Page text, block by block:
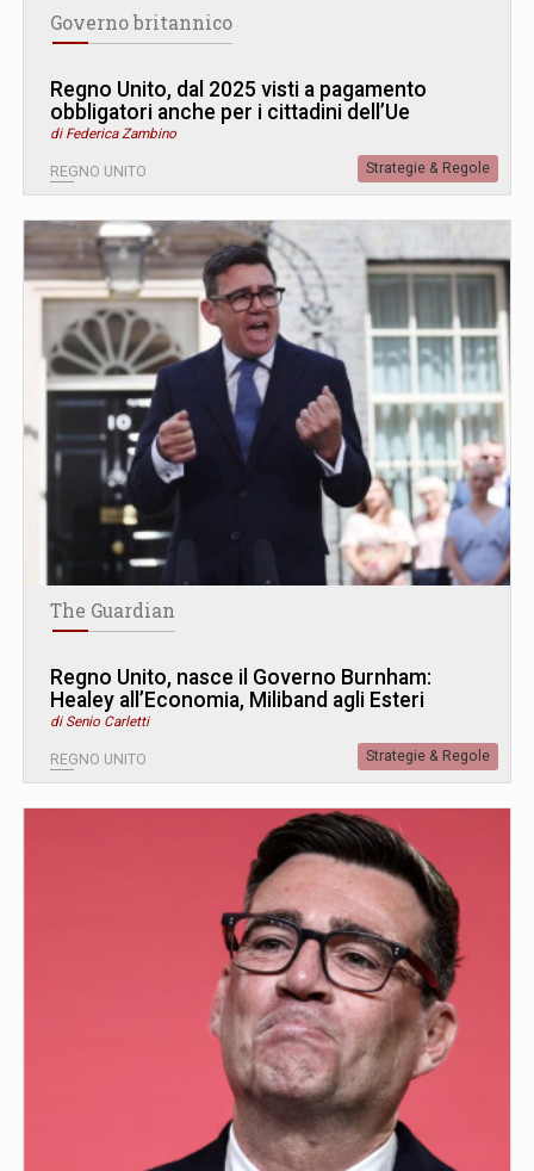
Governo britannico
Regno Unito, dal 2025 visti a pagamento
obbligatori anche per i cittadini dell’Ue
di Federica Zambino
REGNO UNITO Strategie & Regole
The Guardian
Regno Unito, nasce il Governo Burnham:
Healey all’Economia, Miliband agli Esteri
di Senio Carletti
REGNO UNITO Strategie & Regole